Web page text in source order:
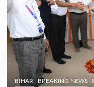
BIHAR BREAKING NEWS